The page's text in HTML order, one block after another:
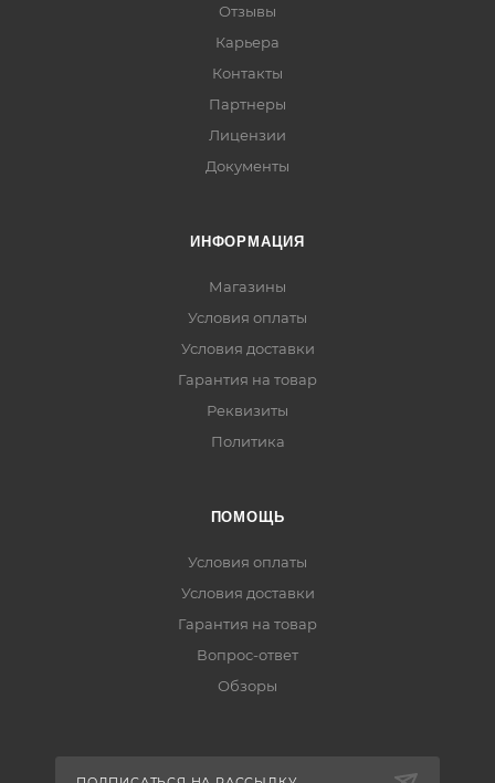
Отзывы
Карьера
Контакты
Партнеры
Лицензии
Документы
ИНФОРМАЦИЯ
Магазины
Условия оплаты
Условия доставки
Гарантия на товар
Реквизиты
Политика
ПОМОЩЬ
Условия оплаты
Условия доставки
Гарантия на товар
Вопрос-ответ
Обзоры